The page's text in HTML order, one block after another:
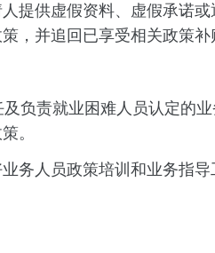
提供虚假资料、虚假承诺
并追回已享受相关政策补
责就业困难人员认定的
。
人员政策培训和业务指导